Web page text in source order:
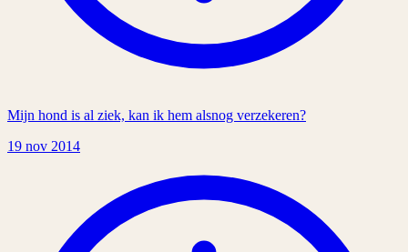
Mijn hond is al ziek, kan ik hem alsnog verzekeren?
19 nov 2014